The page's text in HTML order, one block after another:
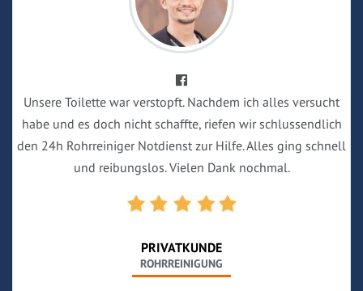
Unsere Toilette war verstopft. Nachdem ich alles versucht
habe und es doch nicht schaffte, riefen wir schlussendlich
den 24h Rohrreiniger Notdienst zur Hilfe. Alles ging schnell
und reibungslos. Vielen Dank nochmal.
PRIVATKUNDE
ROHRREINIGUNG